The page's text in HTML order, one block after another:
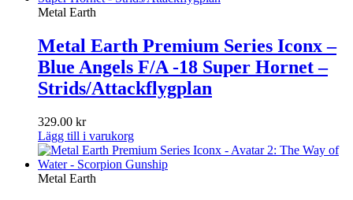
Metal Earth
Metal Earth Premium Series Iconx –
Blue Angels F/A -18 Super Hornet –
Strids/Attackflygplan
329.00 kr
Lägg till i varukorg
Metal Earth